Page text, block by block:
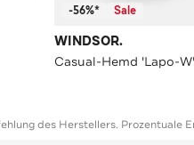
-56%* Sale
WINDSOR.
des Herstellers. Prozentuale